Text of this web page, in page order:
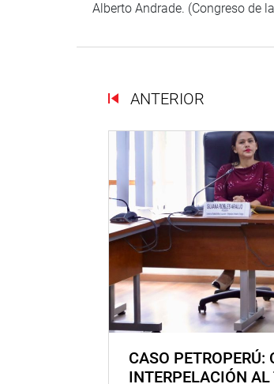
Alberto Andrade. (Congreso de
ANTERIOR
CASO PETROPERÚ:
INTERPELACIÓN